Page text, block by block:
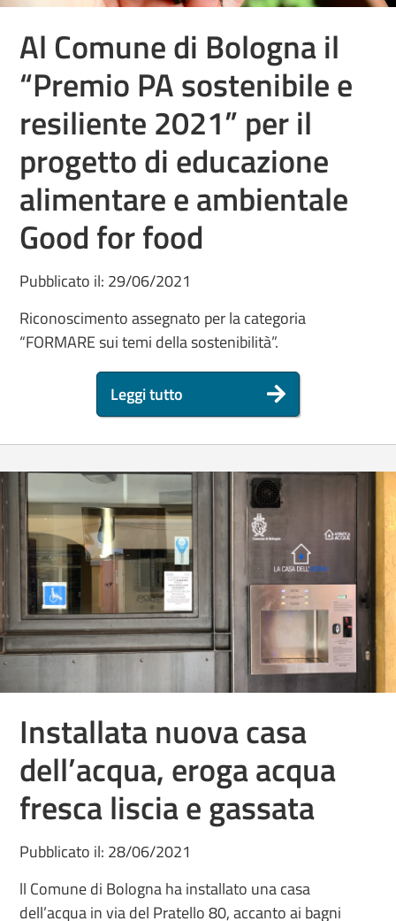
Al Comune di Bologna il
“Premio PA sostenibile e
resiliente 2021” per il
progetto di educazione
alimentare e ambientale
Good for food
Pubblicato il: 29/06/2021
Riconoscimento assegnato per la categoria
“FORMARE sui temi della sostenibilità”.
Leggi tutto
Installata nuova casa
dell’acqua, eroga acqua
fresca liscia e gassata
Pubblicato il: 28/06/2021
ll Comune di Bologna ha installato una casa
dell’acqua in via del Pratello 80, accanto ai bagni